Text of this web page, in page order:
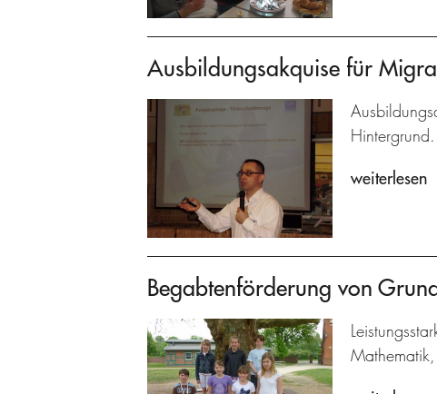
Ausbildungsakquise für
Hintergrund.
weiterlesen
Begabtenförderung von